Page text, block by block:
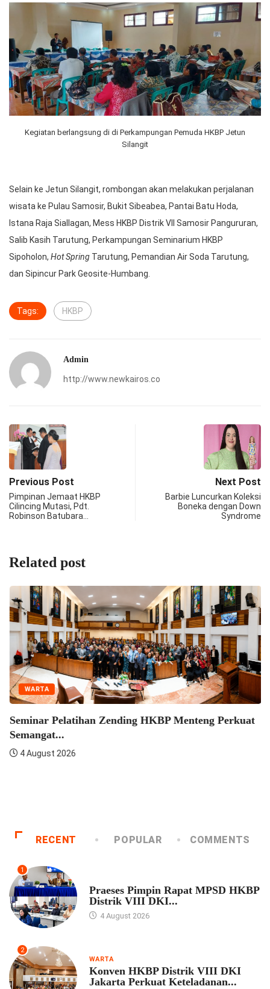
Kegiatan berlangsung di di Perkampungan Pemuda HKBP Jetun
Silangit
Selain ke Jetun Silangit, rombongan akan melakukan perjalanan
wisata ke Pulau Samosir, Bukit Sibeabea, Pantai Batu Hoda,
Istana Raja Siallagan, Mess HKBP Distrik VII Samosir Pangururan,
Salib Kasih Tarutung, Perkampungan Seminarium HKBP
Sipoholon, Hot Spring Tarutung, Pemandian Air Soda Tarutung,
dan Sipincur Park Geosite-Humbang.
Tags: HKBP
Admin
http://www.newkairos.co
Previous Post
Pimpinan Jemaat HKBP
Cilincing Mutasi, Pdt.
Robinson Batubara…
Next Post
Barbie Luncurkan Koleksi
Boneka dengan Down
Syndrome
Related post
WARTA
Seminar Pelatihan Zending HKBP Menteng Perkuat
Semangat...
4 August 2026
RECENT POPULAR COMMENTS
1
Praeses Pimpin Rapat MPSD HKBP
Distrik VIII DKI...
4 August 2026
2
WARTA
Konven HKBP Distrik VIII DKI
Jakarta Perkuat Keteladanan...